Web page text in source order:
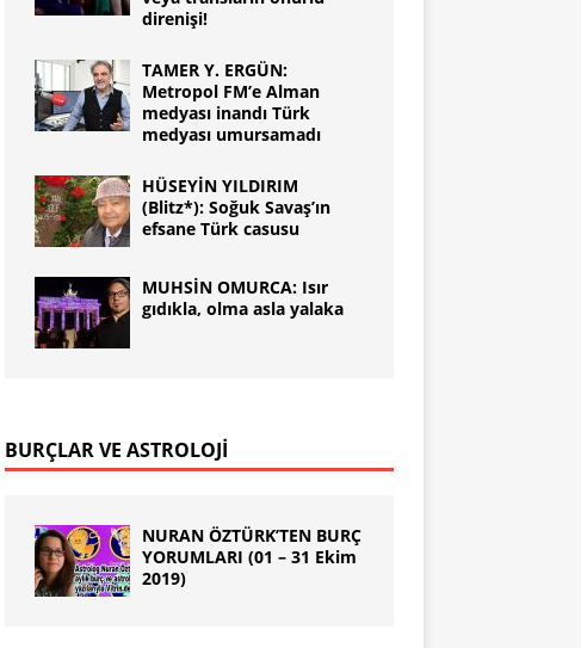
direnişi!
TAMER Y. ERGÜN:
Metropol FM’e Alman
medyası inandı Türk
medyası umursamadı
HÜSEYİN YILDIRIM
(Blitz*): Soğuk Savaş’ın
efsane Türk casusu
MUHSİN OMURCA: Isır
gıdıkla, olma asla yalaka
BURÇLAR VE ASTROLOJİ
NURAN ÖZTÜRK’TEN BURÇ
YORUMLARI (01 – 31 Ekim
2019)